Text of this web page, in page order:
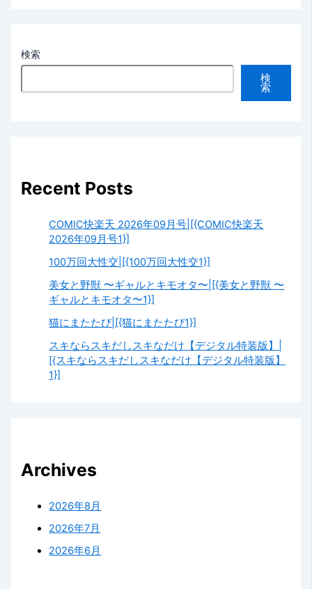
検索
検
索
Recent Posts
COMIC快楽天 2026年09月号|[{COMIC快楽天
2026年09月号1}]
100万回大性交|[{100万回大性交1}]
美女と野獣 〜ギャルとキモオタ〜|[{美女と野獣 〜
ギャルとキモオタ〜1}]
猫にまたたび|[{猫にまたたび1}]
スキならスキだしスキなだけ【デジタル特装版】|
[{スキならスキだしスキなだけ【デジタル特装版】
1}]
Archives
2026年8月
2026年7月
2026年6月